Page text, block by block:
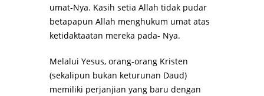
umat-Nya. Kasih setia Allah tidak pudar
betapapun Allah menghukum umat atas
ketidaktaatan mereka pada- Nya.
Melalui Yesus, orang-orang Kristen
(sekalipun bukan keturunan Daud)
memiliki perjanjian yang baru dengan